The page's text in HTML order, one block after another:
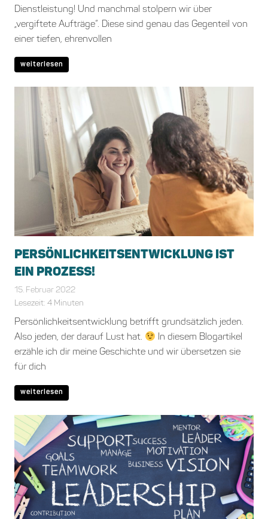
Dienstleistung! Und manchmal stolpern wir über
„vergiftete Aufträge“. Diese sind genau das Gegenteil von
einer tiefen, ehrenvollen
weiterlesen
PERSÖNLICHKEITSENTWICKLUNG IST
EIN PROZESS!
15. Februar 2022
Lesezeit: 4 Minuten
Persönlichkeitsentwicklung betrifft grundsätzlich jeden.
Also jeden, der darauf Lust hat.
In diesem Blogartikel
erzähle ich dir meine Geschichte und wir übersetzen sie
für dich
weiterlesen